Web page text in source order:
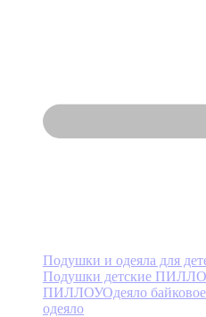
Подушки и одеяла для
Подушки детские
ПИЛЛОУОдеяло
одеяло